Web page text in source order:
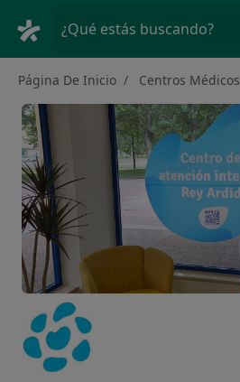
¿Qué estás buscando?
Página De Inicio Centros Médicos